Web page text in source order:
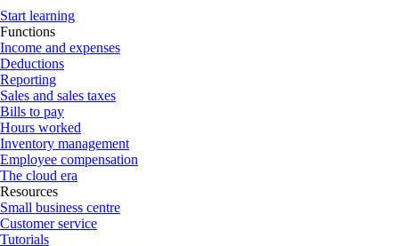
Start learning
Functions
Income and expenses
Deductions
Reporting
Sales and sales taxes
Bills to pay
Hours worked
Inventory management
Employee compensation
The cloud era
Resources
Small business centre
Customer service
Tutorials